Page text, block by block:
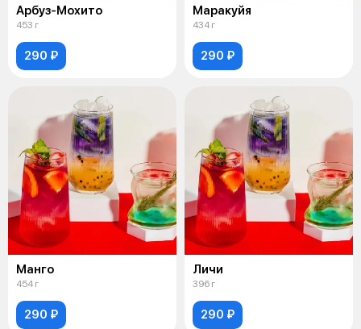
Арбуз-Мохито
453 г
290 ₽
Маракуйя
434 г
290 ₽
Манго
454 г
290 ₽
Личи
396 г
290 ₽